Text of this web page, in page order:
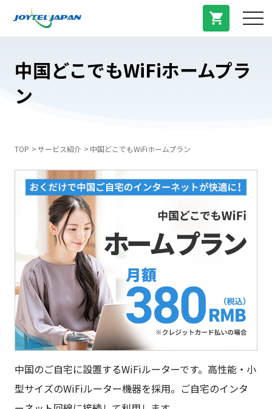
お問い合わせ
料金プラン
よくある質問
中国トピックス
法人登録
中国どこでもWiFiホームプラ
ン
TOP サービス紹介 中国どこでもWiFiホームプラン
中国のご自宅に設置するWiFiルーターです。高性能・小
型サイズのWiFiルーター機器を採用。ご自宅のインタ